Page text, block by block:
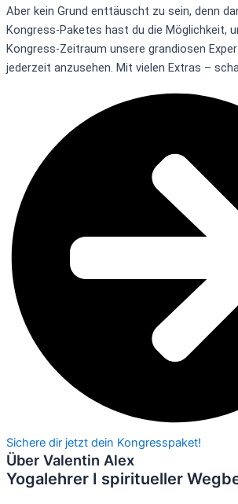
Aber kein Grund enttäuscht zu sein, denn
Kongress-Paketes hast du die Möglichkeit,
Kongress-Zeitraum unsere grandiosen
jederzeit anzusehen. Mit vielen Extras –
Sichere dir jetzt dein Kongresspaket!
Über Valentin Alex
Yogalehrer I spiritueller